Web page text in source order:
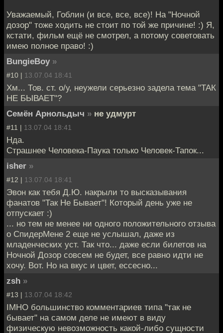
Уважаемый, Гоблин (и все, все, все)! На "Ночной
дозор" тоже ходить не стоит по той же причине! :) Я,
кстати, фильм ещё не смотрел, а потому советовать
имею полное право! :)
BungieBoy »
#10 | 13.07.04 18:41
Хм... Тов. ст. о/у, неужели серьезно задела тема "ТАК
НЕ БЫВАЕТ"?
Семён Арнольдыч » не удмурт
#11 | 13.07.04 18:41
Нда.
Страшнее Человека-Паука только Человек-Тапок...
isher »
#12 | 13.07.04 18:41
Эвон как тебя Д.Ю. накрыли то высказывания
фанатов "Так Не Бывает"! Который день уже не
отпускает :)
... но тем не менее ни одного положительного отзыва
о СпидерМене 2 еще не услышал, даже из
младенческих уст. Так что... даже если билетов на
Ночной Дозор совсем не будет, все равно идти не
хочу. Вот. Но на вкус и цвет, ессесно...
zsh »
#13 | 13.07.04 18:42
IMHO большинство комментариев типа "так не
бывает" на самом деле не имеют в виду
физическую невозможность какой-либо сущности